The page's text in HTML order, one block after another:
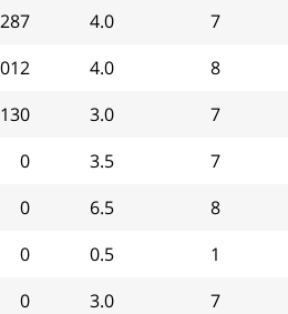
7
4.0
8
4.0
7
3.0
7
3.5
0
8
6.5
0
1
0.5
0
7
3.0
0